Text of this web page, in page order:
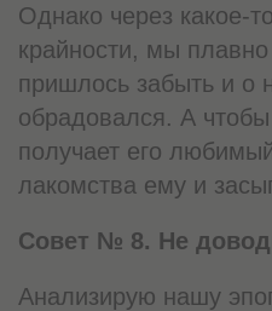
Однако через какое-
крайности, мы
пришлось забыть и о
обрадовался. А
получает его
лакомства ему и
Совет № 8. Не
Анализирую нашу